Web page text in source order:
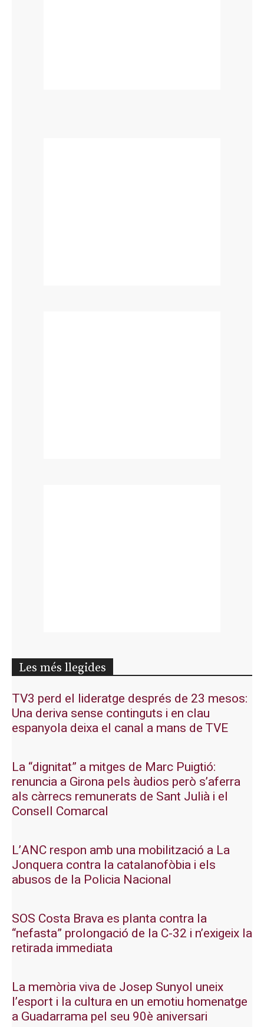
Les més llegides
TV3 perd el lideratge després de 23 mesos:
Una deriva sense continguts i en clau
espanyola deixa el canal a mans de TVE
La “dignitat” a mitges de Marc Puigtió:
renuncia a Girona pels àudios però s’aferra
als càrrecs remunerats de Sant Julià i el
Consell Comarcal
L’ANC respon amb una mobilització a La
Jonquera contra la catalanofòbia i els
abusos de la Policia Nacional
SOS Costa Brava es planta contra la
“nefasta” prolongació de la C-32 i n’exigeix la
retirada immediata
La memòria viva de Josep Sunyol uneix
l’esport i la cultura en un emotiu homenatge
a Guadarrama pel seu 90è aniversari